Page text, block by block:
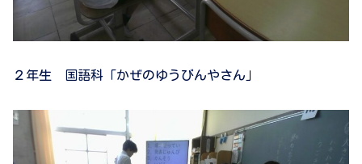
２年生 国語科「かぜのゆうびんやさん」